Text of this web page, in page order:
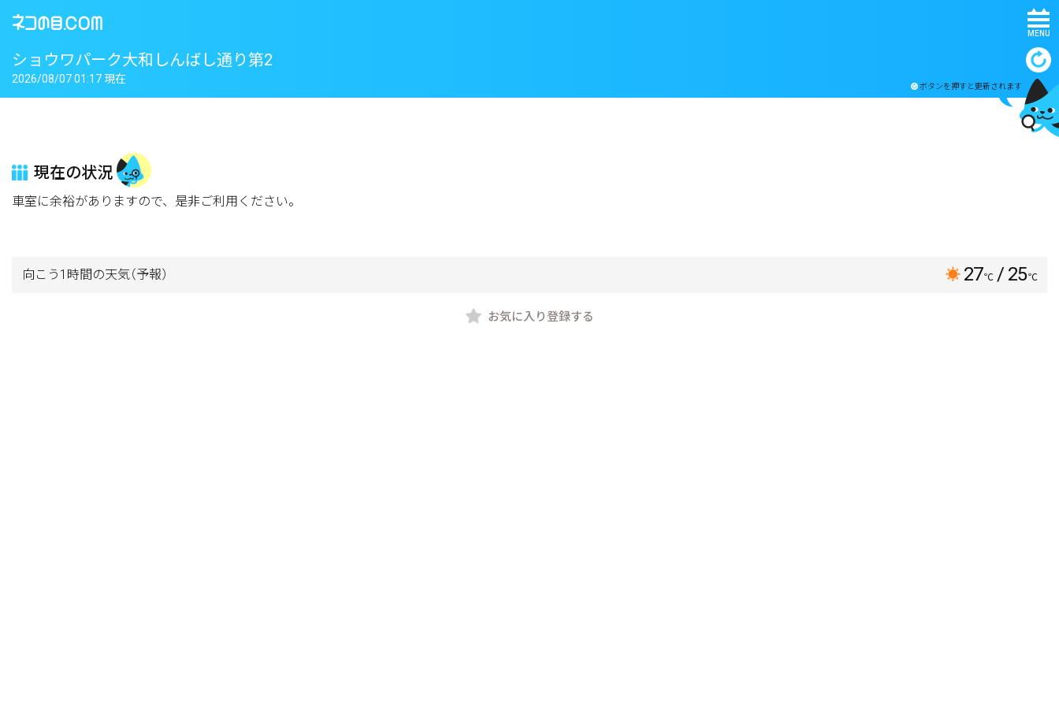
MENU
ショウワパーク大和しんばし通り第2
ボタンを押すと更新されます
2026/08/07 01:17 現在
現在の状況
車室に余裕がありますので、是非ご利用ください。
向こう1時間の天気（予報） 27℃ / 25℃
お気に入り登録する